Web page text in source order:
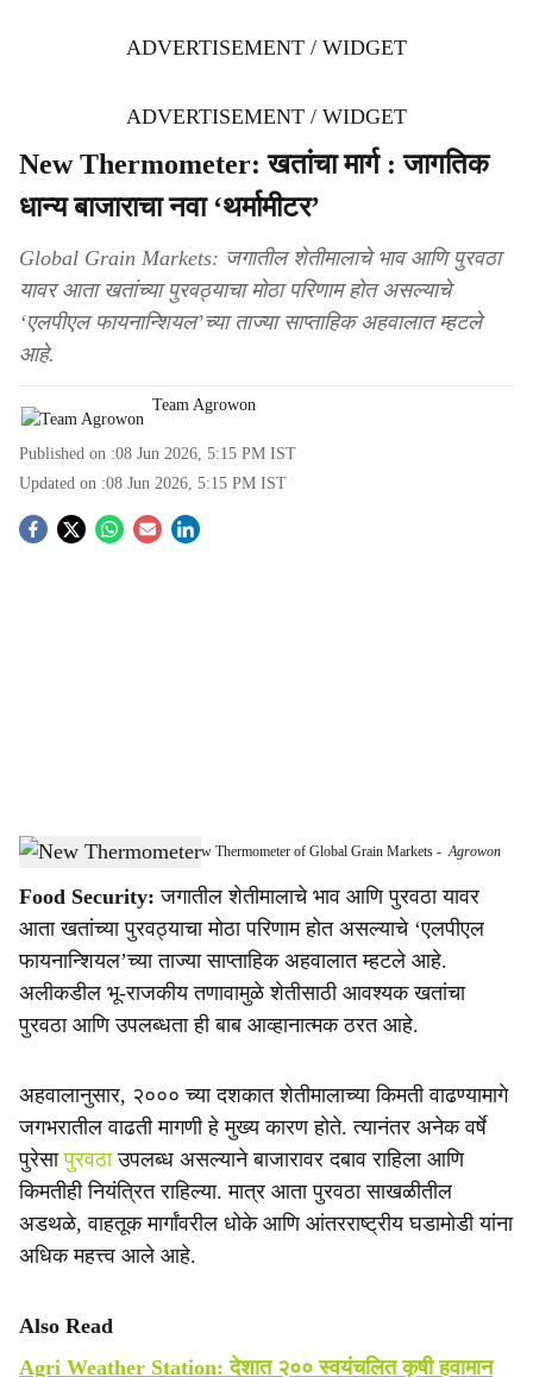
ADVERTISEMENT / WIDGET
ADVERTISEMENT / WIDGET
New Thermometer: खतांचा मार्ग : जागतिक
धान्य बाजाराचा नवा ‘थर्मामीटर’
Global Grain Markets: जगातील शेतीमालाचे भाव आणि पुरवठा
यावर आता खतांच्या पुरवठ्याचा मोठा परिणाम होत असल्याचे
‘एलपीएल फायनान्शियल’च्या ताज्या साप्ताहिक अहवालात म्हटले
आहे.
Team Agrowon
Published on :08 Jun 2026, 5:15 PM IST
Updated on :08 Jun 2026, 5:15 PM IST
S
a
r
e
Fertilizer Supply Emerges as New Thermometer of Global Grain Markets -Agrowon
Food Security: जगातील शेतीमालाचे भाव आणि पुरवठा यावर
आता खतांच्या पुरवठ्याचा मोठा परिणाम होत असल्याचे ‘एलपीएल
फायनान्शियल’च्या ताज्या साप्ताहिक अहवालात म्हटले आहे.
अलीकडील भू-राजकीय तणावामुळे शेतीसाठी आवश्यक खतांचा
पुरवठा आणि उपलब्धता ही बाब आव्हानात्मक ठरत आहे.
अहवालानुसार, २००० च्या दशकात शेतीमालाच्या किमती वाढण्यामागे
जगभरातील वाढती मागणी हे मुख्य कारण होते. त्यानंतर अनेक वर्षे
पुरेसापुरवठाउपलब्ध असल्याने बाजारावर दबाव राहिला आणि
किमतीही नियंत्रित राहिल्या. मात्र आता पुरवठा साखळीतील
अडथळे, वाहतूक मार्गांवरील धोके आणि आंतरराष्ट्रीय घडामोडी यांना
अधिक महत्त्व आले आहे.
Also Read
Agri Weather Station: देशात २०० स्वयंचलित कृषी हवामान